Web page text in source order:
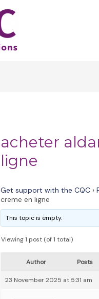
acheter
ligne
Get support with the CQC ›
creme en ligne
This topic is empty.
Viewing 1 post (of 1 total)
Author Posts
23 November 2025 at 5:31 am